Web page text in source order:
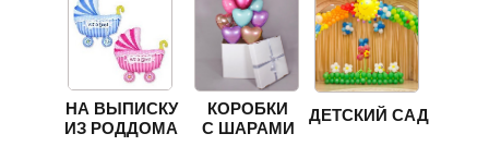
НА ВЫПИСКУ
ИЗ РОДДОМА
КОРОБКИ
С ШАРАМИ
ДЕТСКИЙ САД